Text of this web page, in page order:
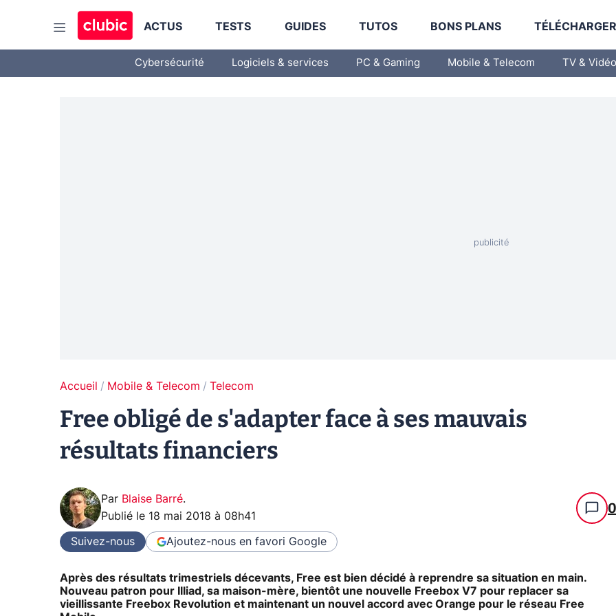
ACTUS TESTS GUIDES TUTOS BONS PLANS
Cybersécurité Logiciels & services PC & Gaming Mobile & Telecom TV & Vidéo
Accueil Mobile & Telecom Telecom
Free obligé de s'adapter face à ses mauvais
résultats financiers
Par Blaise Barré.
Publié le 18 mai 2018 à 08h41 0
Suivez-nous Ajoutez-nous en favori Google
Après des résultats trimestriels décevants, Free est bien décidé à reprendre sa situation en main.
Nouveau patron pour Illiad, sa maison-mère, bientôt une nouvelle Freebox V7 pour replacer sa
vieillissante Freebox Revolution et maintenant un nouvel accord avec Orange pour le réseau Free